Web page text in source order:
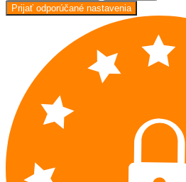
Prijať odporúčané nastavenia